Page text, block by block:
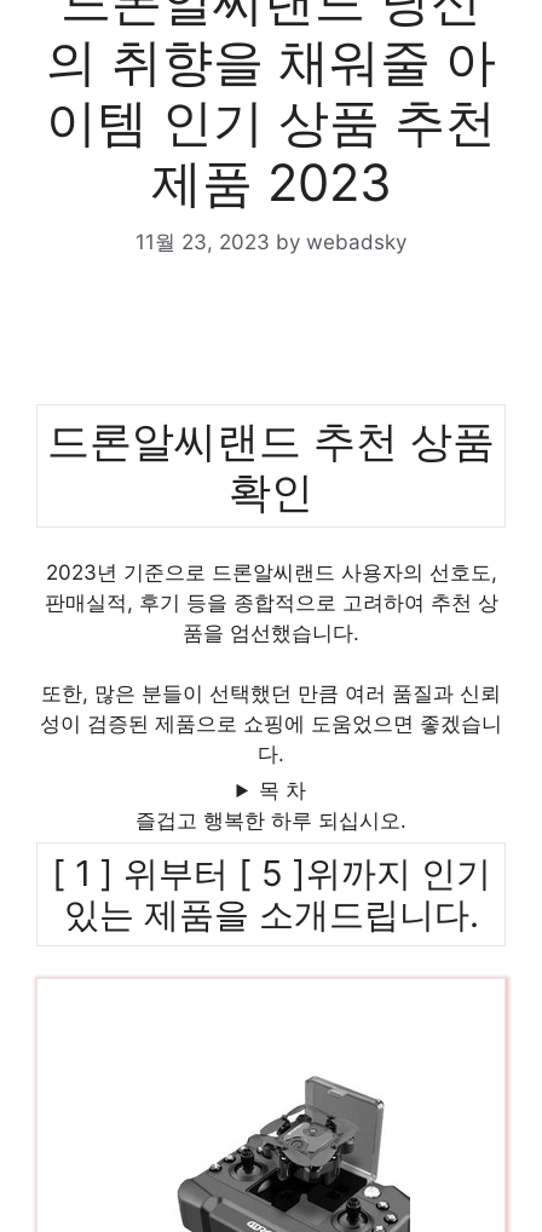
의 취향을 채워줄 아
이템 인기 상품 추천
제품 2023
11월 23, 2023 by webadsky
드론알씨랜드 추천 상품
확인
2023년 기준으로 드론알씨랜드 사용자의 선호도,
판매실적, 후기 등을 종합적으로 고려하여 추천 상
품을 엄선했습니다.
또한, 많은 분들이 선택했던 만큼 여러 품질과 신뢰
성이 검증된 제품으로 쇼핑에 도움었으면 좋겠습니
다.
목 차
즐겁고 행복한 하루 되십시오.
[ 1 ] 위부터 [ 5 ]위까지 인기
있는 제품을 소개드립니다.